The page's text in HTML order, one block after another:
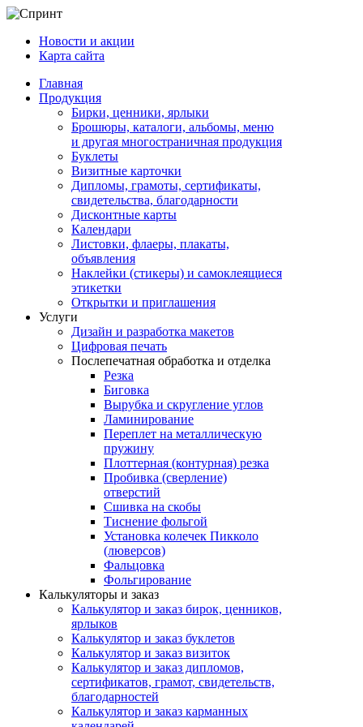
Новости и акции
Карта сайта
Главная
Продукция
Бирки, ценники, ярлыки
Брошюры, каталоги, альбомы, меню
и другая многостраничная продукция
Буклеты
Визитные карточки
Дипломы, грамоты, сертификаты,
свидетельства, благодарности
Дисконтные карты
Календари
Листовки, флаеры, плакаты,
объявления
Наклейки (стикеры) и самоклеящиеся
этикетки
Открытки и приглашения
Услуги
Дизайн и разработка макетов
Цифровая печать
Послепечатная обработка и отделка
Резка
Биговка
Вырубка и скругление углов
Ламинирование
Переплет на металлическую
пружину
Плоттерная (контурная) резка
Пробивка (сверление)
отверстий
Сшивка на скобы
Тиснение фольгой
Установка колечек Пикколо
(люверсов)
Фальцовка
Фольгирование
Калькуляторы и заказ
Калькулятор и заказ бирок, ценников,
ярлыков
Калькулятор и заказ буклетов
Калькулятор и заказ визиток
Калькулятор и заказ дипломов,
сертификатов, грамот, свидетельств,
благодарностей
Калькулятор и заказ карманных